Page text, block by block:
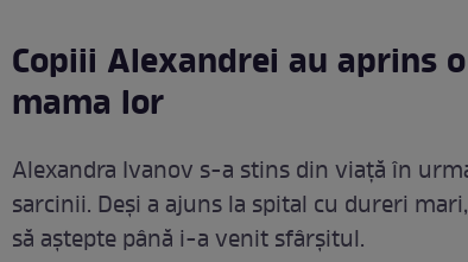
Copiii Alexandrei au aprins
mama lor
Alexandra Ivanov s-a stins din viață în
sarcinii. Deși a ajuns la spital cu dureri
să aștepte până i-a venit sfârșitul.